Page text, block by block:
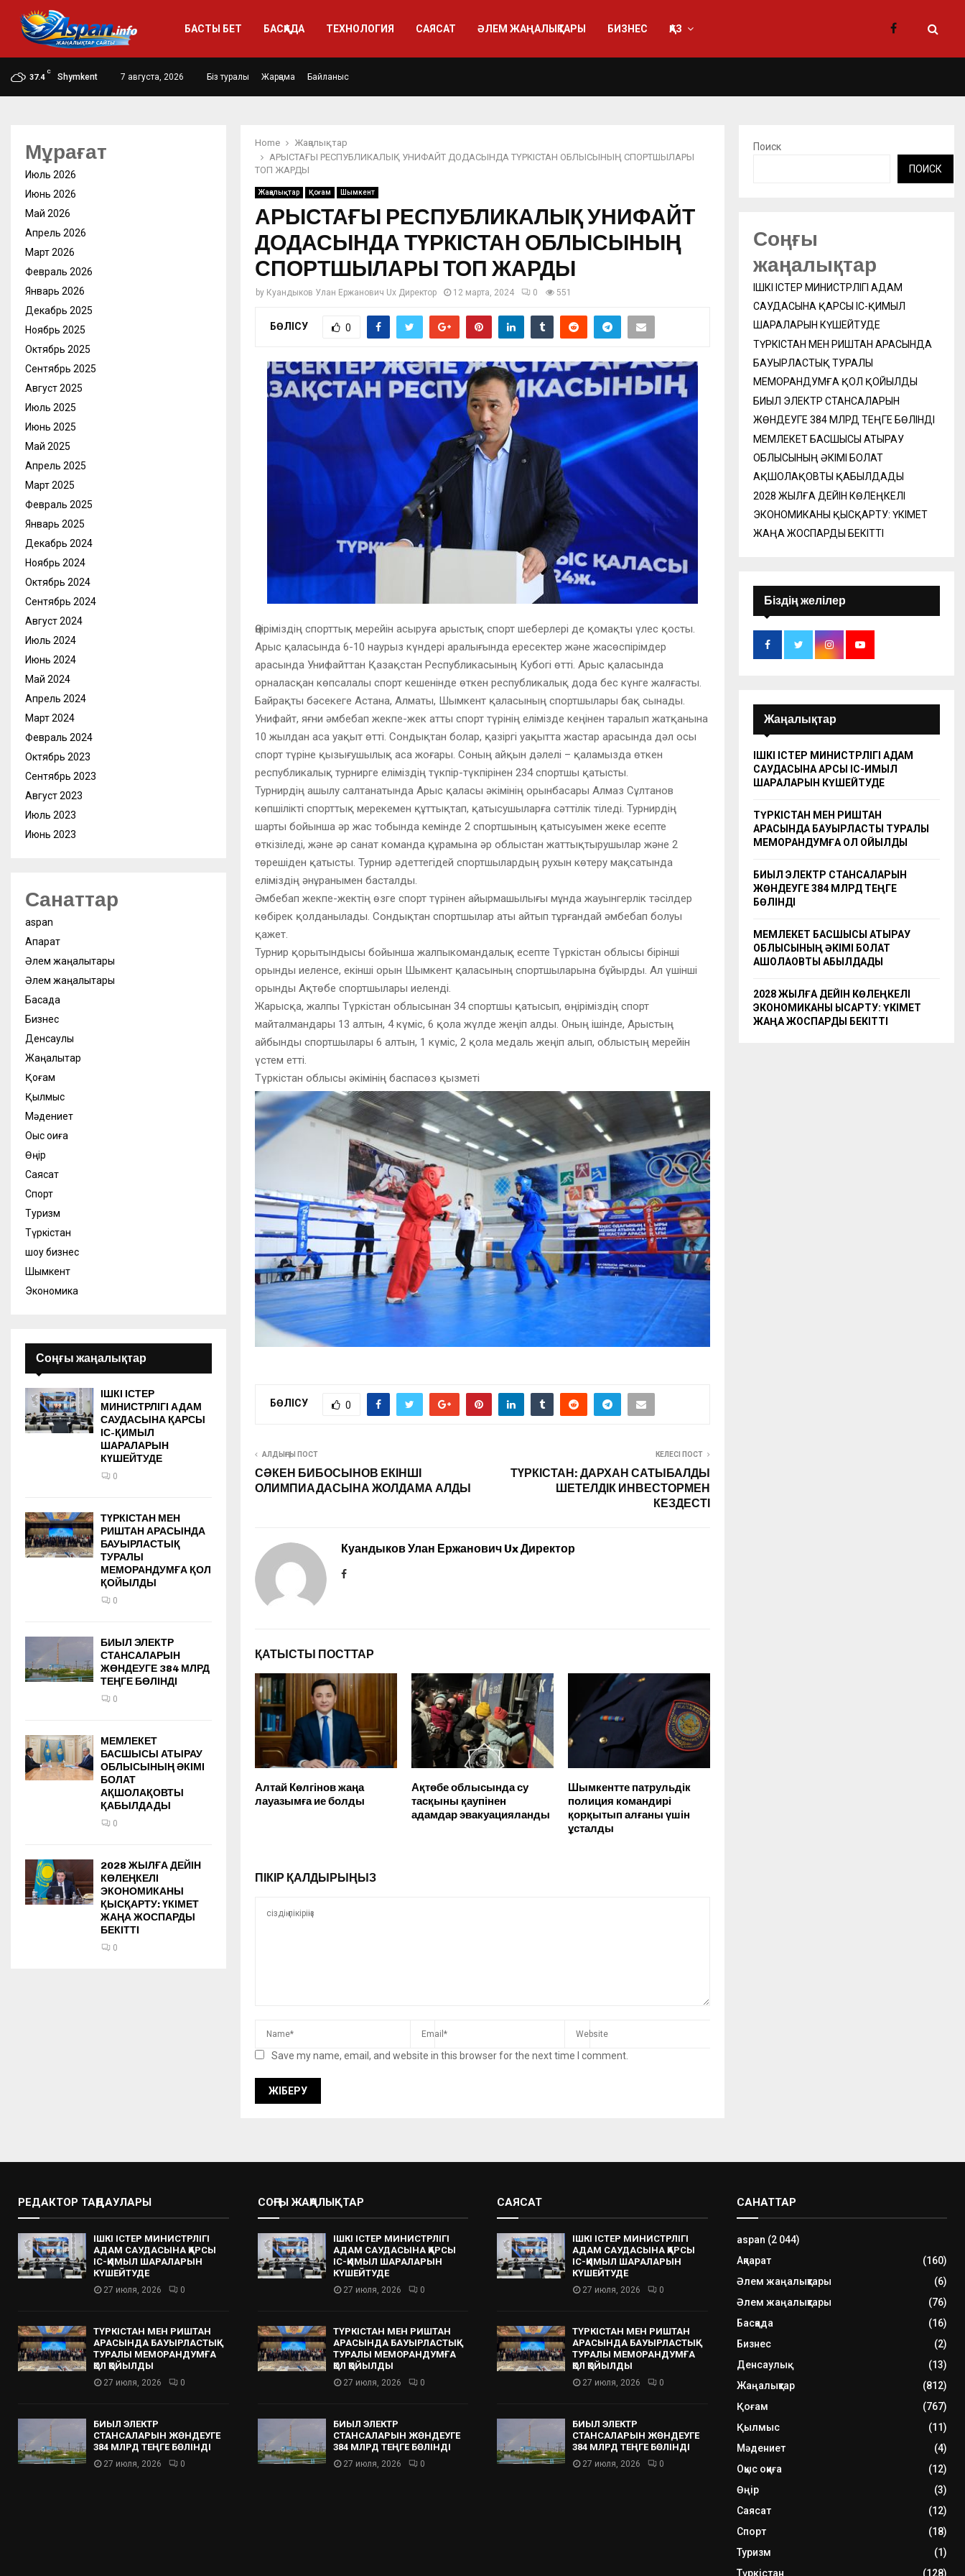
БАСТЫ БЕТ БАСҚАДА ТЕХНОЛОГИЯ САЯСАТ ӘЛЕМ ЖАҢАЛЫҚТАРЫ БИЗНЕС ҚАЗ
37.4
C
Shymkent 7 августа, 2026 Біз туралы Жарңама Байланыс
Home
Жаңалықтар
АРЫСТАҒЫ РЕСПУБЛИКАЛЫҚ УНИФАЙТ ДОДАСЫНДА ТҮРКІСТАН ОБЛЫСЫНЫҢ СПОРТШЫЛАРЫ
ТОП ЖАРДЫ
Жаңалықтар Қоғам Шымкент
АРЫСТАҒЫ РЕСПУБЛИКАЛЫҚ УНИФАЙТ
ДОДАСЫНДА ТҮРКІСТАН ОБЛЫСЫНЫҢ
СПОРТШЫЛАРЫ ТОП ЖАРДЫ
by Куандыков Улан Ержанович Ux Директор 12 марта, 2024 0 551
БӨЛІСУ 0
Өңіріміздің спорттық мерейін асыруға арыстық спорт шеберлері де қомақты үлес қосты.
Арыс қаласында 6-10 наурыз күндері аралығында ересектер және жасөспірімдер
арасында Унифайттан Қазақстан Республикасының Кубогі өтті. Арыс қаласында
орналасқан көпсалалы спорт кешенінде өткен республикалық дода бес күнге жалғасты.
Байрақты бәсекеге Астана, Алматы, Шымкент қаласының спортшылары бақ сынады.
Унифайт, яғни әмбебап жекпе-жек атты спорт түрінің елімізде кеңінен таралып жатқанына
10 жылдан аса уақыт өтті. Сондықтан болар, қазіргі уақытта жастар арасында дәл осы
спорт түріне қызығушылық аса жоғары. Соның айқын дәлелі – қаламызда өткен
республикалық турнирге еліміздің түкпір-түкпірінен 234 спортшы қатысты.
Турнирдің ашылу салтанатында Арыс қаласы әкімінің орынбасары Алмаз Сұлтанов
көпшілікті спорттық мерекемен құттықтап, қатысушыларға сәттілік тіледі. Турнирдің
шарты бойынша әр жас тобында кемінде 2 спортшының қатысуымен жеке есепте
өткізіледі, және әр санат команда құрамына әр облыстан жаттықтырушылар және 2
төрешіден қатысты. Турнир әдеттегідей спортшылардың рухын көтеру мақсатында
еліміздің әнұранымен басталды.
Әмбебап жекпе-жектің өзге спорт түрінен айырмашылығы мұнда жауынгерлік тәсілдер
көбірек қолданылады. Сондықтан спортшылар аты айтып тұрғандай әмбебап болуы
қажет.
Турнир қорытындысы бойынша жалпыкомандалық есепте Түркістан облысы бірінші
орынды иеленсе, екінші орын Шымкент қаласының спортшыларына бұйырды. Ал үшінші
орынды Ақтөбе спортшылары иеленді.
Жарысқа, жалпы Түркістан облысынан 34 спортшы қатысып, өңіріміздің спорт
майталмандары 13 алтын, 4 күміс, 6 қола жүлде жеңіп алды. Оның ішінде, Арыстың
айбынды спортшылары 6 алтын, 1 күміс, 2 қола медаль жеңіп алып, облыстың мерейін
үстем етті.
Түркістан облысы әкімінің баспасөз қызметі
БӨЛІСУ 0
АЛДЫҢҒЫ ПОСТ
СӘКЕН БИБОСЫНОВ ЕКІНШІ
ОЛИМПИАДАСЫНА ЖОЛДАМА АЛДЫ
КЕЛЕСІ ПОСТ
ТҮРКІСТАН: ДАРХАН САТЫБАЛДЫ
ШЕТЕЛДІК ИНВЕСТОРМЕН
КЕЗДЕСТІ
Куандыков Улан Ержанович Ux Директор
ҚАТЫСТЫ ПОСТТАР
Алтай Көлгінов жаңа
лауазымға ие болды
Ақтөбе облысында су
тасқыны қаупінен
адамдар эвакуацияланды
Шымкентте патрульдік
полиция командирі
қорқытып алғаны үшін
ұсталды
ПІКІР ҚАЛДЫРЫҢЫЗ
Save my name, email, and website in this browser for the next time I comment.
Мұрағат
Июль 2026
Июнь 2026
Май 2026
Апрель 2026
Март 2026
Февраль 2026
Январь 2026
Декабрь 2025
Ноябрь 2025
Октябрь 2025
Сентябрь 2025
Август 2025
Июль 2025
Июнь 2025
Май 2025
Апрель 2025
Март 2025
Февраль 2025
Январь 2025
Декабрь 2024
Ноябрь 2024
Октябрь 2024
Сентябрь 2024
Август 2024
Июль 2024
Июнь 2024
Май 2024
Апрель 2024
Март 2024
Февраль 2024
Октябрь 2023
Сентябрь 2023
Август 2023
Июль 2023
Июнь 2023
Санаттар
aspan
Ақпарат
Әлем жаңалықтары
Әлем жаңалықтары
Басқада
Бизнес
Денсаулық
Жаңалықтар
Қоғам
Қылмыс
Мәдениет
Оқыс оқиға
Өңір
Саясат
Спорт
Туризм
Түркістан
шоу бизнес
Шымкент
Экономика
Соңғы жаңалықтар
ІШКІ ІСТЕР
МИНИСТРЛІГІ АДАМ
САУДАСЫНА ҚАРСЫ
ІС-ҚИМЫЛ
ШАРАЛАРЫН
КҮШЕЙТУДЕ
0
ТҮРКІСТАН МЕН
РИШТАН АРАСЫНДА
БАУЫРЛАСТЫҚ
ТУРАЛЫ
МЕМОРАНДУМҒА ҚОЛ
ҚОЙЫЛДЫ
0
БИЫЛ ЭЛЕКТР
СТАНСАЛАРЫН
ЖӨНДЕУГЕ 384 МЛРД
ТЕҢГЕ БӨЛІНДІ
0
МЕМЛЕКЕТ
БАСШЫСЫ АТЫРАУ
ОБЛЫСЫНЫҢ ӘКІМІ
БОЛАТ
АҚШОЛАҚОВТЫ
ҚАБЫЛДАДЫ
0
2028 ЖЫЛҒА ДЕЙІН
КӨЛЕҢКЕЛІ
ЭКОНОМИКАНЫ
ҚЫСҚАРТУ: ҮКІМЕТ
ЖАҢА ЖОСПАРДЫ
БЕКІТТІ
0
Поиск
ПОИСК
Соңғы
жаңалықтар
ІШКІ ІСТЕР МИНИСТРЛІГІ АДАМ
САУДАСЫНА ҚАРСЫ ІС-ҚИМЫЛ
ШАРАЛАРЫН КҮШЕЙТУДЕ
ТҮРКІСТАН МЕН РИШТАН АРАСЫНДА
БАУЫРЛАСТЫҚ ТУРАЛЫ
МЕМОРАНДУМҒА ҚОЛ ҚОЙЫЛДЫ
БИЫЛ ЭЛЕКТР СТАНСАЛАРЫН
ЖӨНДЕУГЕ 384 МЛРД ТЕҢГЕ БӨЛІНДІ
МЕМЛЕКЕТ БАСШЫСЫ АТЫРАУ
ОБЛЫСЫНЫҢ ӘКІМІ БОЛАТ
АҚШОЛАҚОВТЫ ҚАБЫЛДАДЫ
2028 ЖЫЛҒА ДЕЙІН КӨЛЕҢКЕЛІ
ЭКОНОМИКАНЫ ҚЫСҚАРТУ: ҮКІМЕТ
ЖАҢА ЖОСПАРДЫ БЕКІТТІ
Біздің желілер
Жаңалықтар
ІШКІ ІСТЕР МИНИСТРЛІГІ АДАМ
САУДАСЫНА ҚАРСЫ ІС-ҚИМЫЛ
ШАРАЛАРЫН КҮШЕЙТУДЕ
ТҮРКІСТАН МЕН РИШТАН
АРАСЫНДА БАУЫРЛАСТЫҚ ТУРАЛЫ
МЕМОРАНДУМҒА ҚОЛ ҚОЙЫЛДЫ
БИЫЛ ЭЛЕКТР СТАНСАЛАРЫН
ЖӨНДЕУГЕ 384 МЛРД ТЕҢГЕ
БӨЛІНДІ
МЕМЛЕКЕТ БАСШЫСЫ АТЫРАУ
ОБЛЫСЫНЫҢ ӘКІМІ БОЛАТ
АҚШОЛАҚОВТЫ ҚАБЫЛДАДЫ
2028 ЖЫЛҒА ДЕЙІН КӨЛЕҢКЕЛІ
ЭКОНОМИКАНЫ ҚЫСҚАРТУ: ҮКІМЕТ
ЖАҢА ЖОСПАРДЫ БЕКІТТІ
РЕДАКТОР ТАҢДАУЛАРЫ
ІШКІ ІСТЕР МИНИСТРЛІГІ
АДАМ САУДАСЫНА ҚАРСЫ
ІС-ҚИМЫЛ ШАРАЛАРЫН
КҮШЕЙТУДЕ
27 июля, 2026 0
ТҮРКІСТАН МЕН РИШТАН
АРАСЫНДА БАУЫРЛАСТЫҚ
ТУРАЛЫ МЕМОРАНДУМҒА
ҚОЛ ҚОЙЫЛДЫ
27 июля, 2026 0
БИЫЛ ЭЛЕКТР
СТАНСАЛАРЫН ЖӨНДЕУГЕ
384 МЛРД ТЕҢГЕ БӨЛІНДІ
27 июля, 2026 0
СОҢҒЫ ЖАҢАЛЫҚТАР
ІШКІ ІСТЕР МИНИСТРЛІГІ
АДАМ САУДАСЫНА ҚАРСЫ
ІС-ҚИМЫЛ ШАРАЛАРЫН
КҮШЕЙТУДЕ
27 июля, 2026 0
ТҮРКІСТАН МЕН РИШТАН
АРАСЫНДА БАУЫРЛАСТЫҚ
ТУРАЛЫ МЕМОРАНДУМҒА
ҚОЛ ҚОЙЫЛДЫ
27 июля, 2026 0
БИЫЛ ЭЛЕКТР
СТАНСАЛАРЫН ЖӨНДЕУГЕ
384 МЛРД ТЕҢГЕ БӨЛІНДІ
27 июля, 2026 0
САЯСАТ
ІШКІ ІСТЕР МИНИСТРЛІГІ
АДАМ САУДАСЫНА ҚАРСЫ
ІС-ҚИМЫЛ ШАРАЛАРЫН
КҮШЕЙТУДЕ
27 июля, 2026 0
ТҮРКІСТАН МЕН РИШТАН
АРАСЫНДА БАУЫРЛАСТЫҚ
ТУРАЛЫ МЕМОРАНДУМҒА
ҚОЛ ҚОЙЫЛДЫ
27 июля, 2026 0
БИЫЛ ЭЛЕКТР
СТАНСАЛАРЫН ЖӨНДЕУГЕ
384 МЛРД ТЕҢГЕ БӨЛІНДІ
27 июля, 2026 0
САНАТТАР
aspan (2 044)
Ақпарат
(160)
Әлем жаңалықтары
(6)
Әлем жаңалықтары
(76)
Басқада
(16)
Бизнес
(2)
Денсаулық
(13)
Жаңалықтар
(812)
Қоғам
(767)
Қылмыс
(11)
Мәдениет
(4)
Оқыс оқиға
(12)
Өңір
(3)
Саясат
(12)
Спорт
(18)
Туризм
(1)
Түркістан
(128)